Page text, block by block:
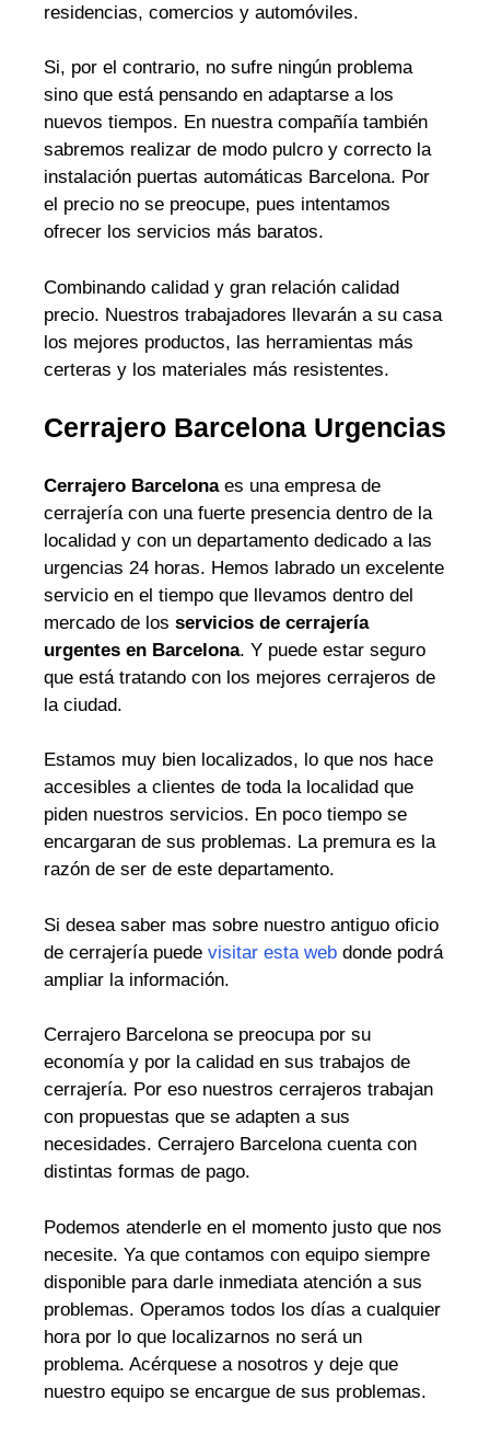
residencias, comercios y automóviles.
Si, por el contrario, no sufre ningún problema
sino que está pensando en adaptarse a los
nuevos tiempos. En nuestra compañía también
sabremos realizar de modo pulcro y correcto la
instalación puertas automáticas Barcelona. Por
el precio no se preocupe, pues intentamos
ofrecer los servicios más baratos.
Combinando calidad y gran relación calidad
precio. Nuestros trabajadores llevarán a su casa
los mejores productos, las herramientas más
certeras y los materiales más resistentes.
Cerrajero Barcelona Urgencias
Cerrajero Barcelonaes una empresa de
cerrajería con una fuerte presencia dentro de la
localidad y con un departamento dedicado a las
urgencias 24 horas. Hemos labrado un excelente
servicio en el tiempo que llevamos dentro del
mercado de los servicios de cerrajería
urgentes en Barcelona. Y puede estar seguro
que está tratando con los mejores cerrajeros de
la ciudad.
Estamos muy bien localizados, lo que nos hace
accesibles a clientes de toda la localidad que
piden nuestros servicios. En poco tiempo se
encargaran de sus problemas. La premura es la
razón de ser de este departamento.
Si desea saber mas sobre nuestro antiguo oficio
de cerrajería puede visitar esta web donde podrá
ampliar la información.
Cerrajero Barcelona se preocupa por su
economía y por la calidad en sus trabajos de
cerrajería. Por eso nuestros cerrajeros trabajan
con propuestas que se adapten a sus
necesidades. Cerrajero Barcelona cuenta con
distintas formas de pago.
Podemos atenderle en el momento justo que nos
necesite. Ya que contamos con equipo siempre
disponible para darle inmediata atención a sus
problemas. Operamos todos los días a cualquier
hora por lo que localizarnos no será un
problema. Acérquese a nosotros y deje que
nuestro equipo se encargue de sus problemas.